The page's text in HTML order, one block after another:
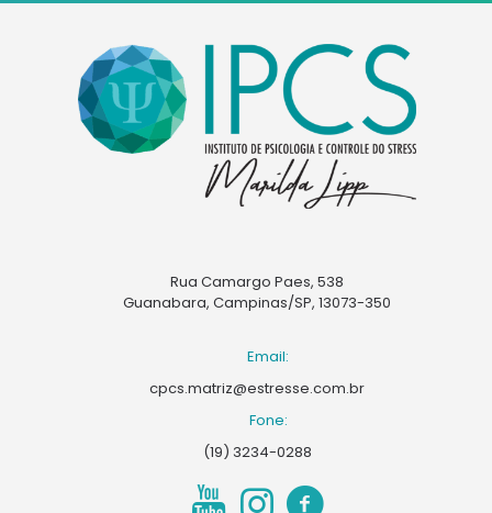
Rua Camargo Paes, 538
Guanabara, Campinas/SP, 13073-350
Email:
cpcs.matriz@estresse.com.br
Fone:
(19) 3234-0288